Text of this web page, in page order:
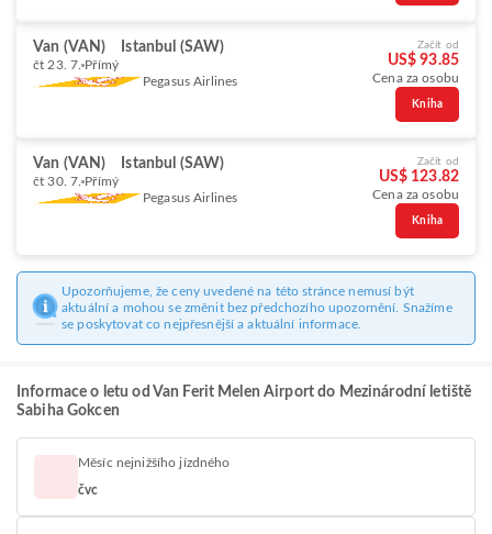
Van (VAN) Istanbul (SAW)
čt 23. 7. Přímý
Pegasus Airlines
Začít od
US$ 93.85
Cena za osobu
Kniha
Van (VAN) Istanbul (SAW)
čt 30. 7. Přímý
Pegasus Airlines
Začít od
US$ 123.82
Cena za osobu
Kniha
Upozorňujeme, že ceny uvedené na této stránce nemusí být
aktuální a mohou se změnit bez předchozího upozornění. Snažíme
se poskytovat co nejpřesnější a aktuální informace.
Informace o letu od Van Ferit Melen Airport do Mezinárodní letiště
Sabiha Gokcen
Měsíc nejnižšího jízdného
čvc